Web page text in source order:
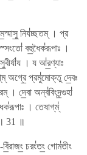
নিয॑চ্ছতম্ । প্র
বহু॒ধৈক॑রূপাঃ ।
। য আ॑র॒ণ্যাঃ
অগ্রে॒ প্রমু॑মোক্তু দে॒বঃ
। দে॒বা অন্ব॑বিংদ॒ন্গুহা॑
। তেষাগ্​ম্॑
॥ 31 ॥
চরং॑তং॒ গোম॑তীং